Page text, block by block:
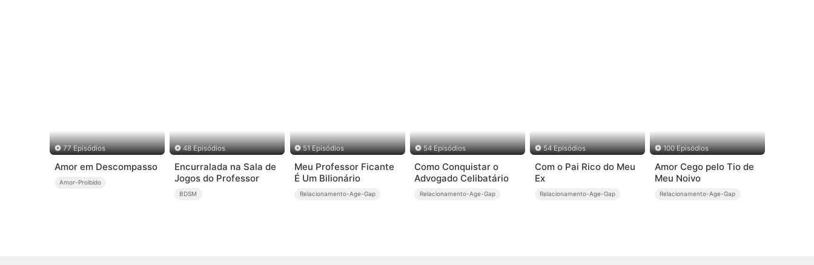
77 Episódios
Amor em Descompasso
Amor-Proibido
48 Episódios
Encurralada na Sala de
Jogos do Professor
BDSM
51 Episódios
Meu Professor Ficante
É Um Bilionário
Relacionamento-Age-Gap
54 Episódios
Como Conquistar o
Advogado Celibatário
Relacionamento-Age-Gap
54 Episódios
Com o Pai Rico do Meu
Ex
Relacionamento-Age-Gap
100 Episódios
Amor Cego pelo Tio de
Meu Noivo
Relacionamento-Age-Gap